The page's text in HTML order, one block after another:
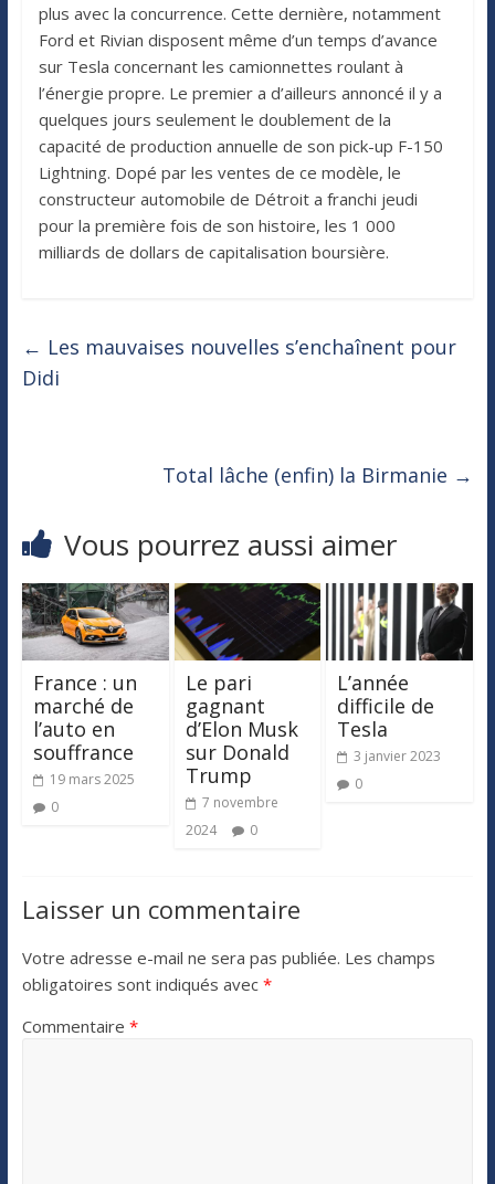
plus avec la concurrence. Cette dernière, notamment
Ford et Rivian disposent même d’un temps d’avance
sur Tesla concernant les camionnettes roulant à
l’énergie propre. Le premier a d’ailleurs annoncé il y a
quelques jours seulement le doublement de la
capacité de production annuelle de son pick-up F-150
Lightning. Dopé par les ventes de ce modèle, le
constructeur automobile de Détroit a franchi jeudi
pour la première fois de son histoire, les 1 000
milliards de dollars de capitalisation boursière.
← Les mauvaises nouvelles s’enchaînent pour
Didi
Total lâche (enfin) la Birmanie →
Vous pourrez aussi aimer
France : un
marché de
l’auto en
souffrance
19 mars 2025
0
Le pari
gagnant
d’Elon Musk
sur Donald
Trump
7 novembre
2024
0
L’année
difficile de
Tesla
3 janvier 2023
0
Laisser un commentaire
Votre adresse e-mail ne sera pas publiée. Les champs
obligatoires sont indiqués avec *
Commentaire *